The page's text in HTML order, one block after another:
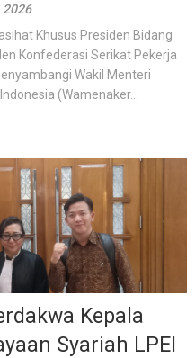
2026
Khusus Presiden Bidang
Konfederasi Serikat Pekerja
Wakil Menteri
(Wamenaker...
Kepala
Syariah LPEI